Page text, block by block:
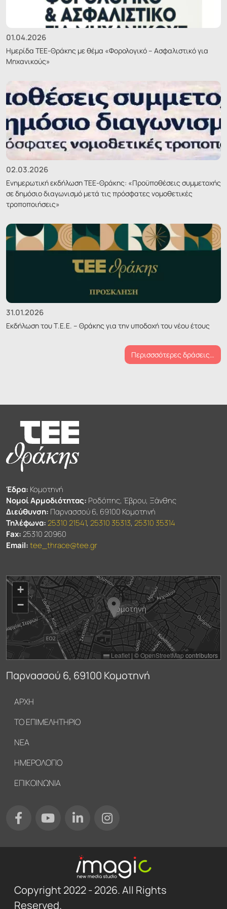
01.04.2026
Ημερίδα ΤΕΕ-Θράκης με θέμα «Φορολογικό – Ασφαλιστικό για
Μηχανικούς»
02.03.2026
Ενημερωτική εκδήλωση ΤΕΕ-Θράκης: «Προϋποθέσεις συμμετοχής
σε δημόσιο διαγωνισμό μετά τις πρόσφατες νομοθετικές
τροποποιήσεις»
31.01.2026
Εκδήλωση του Τ.Ε.Ε. – Θράκης για την υποδοχή του νέου έτους
Περισσσότερες δράσεις…
Έδρα: Κομοτηνή
Νομοί Αρμοδιότητας: Ροδόπης, Έβρου, Ξάνθης
Διεύθυνση: Παρνασσού 6, 69100 Κομοτηνή
Τηλέφωνα:25310 21541,25310 35313,25310 35314
Fax:25310 20960
Email:tee_thrace@tee.gr
Υποσέλιδο
ΑΡΧΗ
ΤΟ ΕΠΙΜΕΛΗΤΗΡΙΟ
ΝΕΑ
ΗΜΕΡΟΛΟΓΙΟ
ΕΠΙΚΟΙΝΩΝΙΑ
+
−
Leaflet | ©OpenStreetMap contributors
Παρνασσού 6, 69100 Κομοτηνή
Copyright 2022 - 2026. All Rights
Reserved.